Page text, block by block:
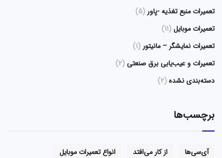
تعمیرات منبع تغذیه -پاور (5)
تعمیرات موبایل(11)
تعمیرات نمایشگر – مانیتور (1)
تعمیرات و عیب‌یابی برق صنعتی (2)
دسته‌بندی نشده(2)
برچسب‌ها
آی‌سی‌ها از کار می‌افتد
انواع تعمیرات موبایل